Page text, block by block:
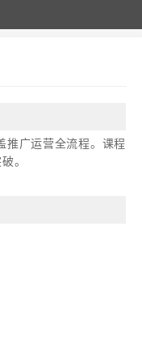
推广运营全流程。课程
。